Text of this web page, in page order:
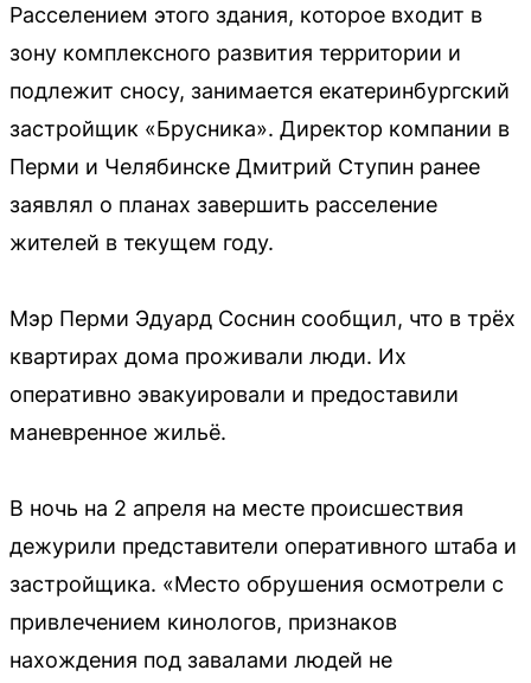
Расселением этого здания, которое входит в
зону комплексного развития территории и
подлежит сносу, занимается екатеринбургский
застройщик «Брусника». Директор компании в
Перми и Челябинске Дмитрий Ступин ранее
заявлял о планах завершить расселение
жителей в текущем году.
Мэр Перми Эдуард Соснин сообщил, что в трёх
квартирах дома проживали люди. Их
оперативно эвакуировали и предоставили
маневренное жильё.
В ночь на 2 апреля на месте происшествия
дежурили представители оперативного штаба и
застройщика. «Место обрушения осмотрели с
привлечением кинологов, признаков
нахождения под завалами людей не